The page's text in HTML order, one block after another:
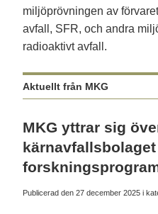
miljöprövningen av
avfall, SFR, och andra
radioaktivt avfall.
Aktuellt från MKG
MKG yttrar sig
Publicerad den 27 december 2025 i